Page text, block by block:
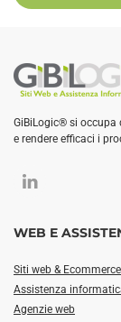
GiBiLogic® si occupa
e rendere efficaci i
WEB E
Siti web & Ecommerce
Assistenza
Agenzie web